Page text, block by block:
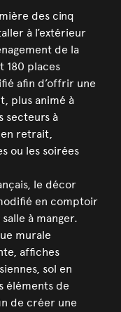
des cinq
à l’extérieur
de la
180 places
afin d’offrir une
plus animé à
secteurs à
en retrait,
ou les soirées
le décor
en comptoir
à manger.
murale
affiches
sol en
éléments de
de créer une